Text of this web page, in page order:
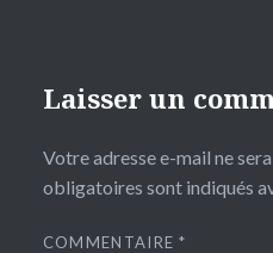
Laisser un
Votre adresse e-mail ne
obligatoires sont indiqués
COMMENTAIRE*